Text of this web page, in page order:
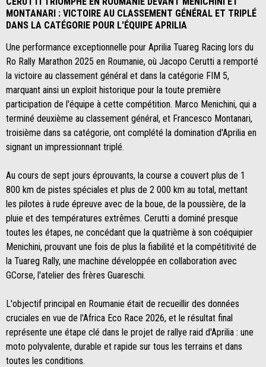
MONTANARI : VICTOIRE AU CLASSEMENT GÉNÉRAL ET TRIPLÉ
DANS LA CATÉGORIE POUR L'ÉQUIPE APRILIA
Une performance exceptionnelle pour Aprilia Tuareg Racing lors du
Ro Rally Marathon 2025 en Roumanie, où Jacopo Cerutti a remporté
la victoire au classement général et dans la catégorie FIM 5,
marquant ainsi un exploit historique pour la toute première
participation de l'équipe à cette compétition. Marco Menichini, qui a
terminé deuxième au classement général, et Francesco Montanari,
troisième dans sa catégorie, ont complété la domination d'Aprilia en
signant un impressionnant triplé.
Au cours de sept jours éprouvants, la course a couvert plus de 1
800 km de pistes spéciales et plus de 2 000 km au total, mettant
les pilotes à rude épreuve avec de la boue, de la poussière, de la
pluie et des températures extrêmes. Cerutti a dominé presque
toutes les étapes, ne concédant que la quatrième à son coéquipier
Menichini, prouvant une fois de plus la fiabilité et la compétitivité de
la Tuareg Rally, une machine développée en collaboration avec
GCorse, l'atelier des frères Guareschi.
L'objectif principal en Roumanie était de recueillir des données
cruciales en vue de l'Africa Eco Race 2026, et le résultat final
représente une étape clé dans le projet de rallye raid d'Aprilia : une
moto polyvalente, durable et rapide sur tous les terrains et dans
toutes les conditions.